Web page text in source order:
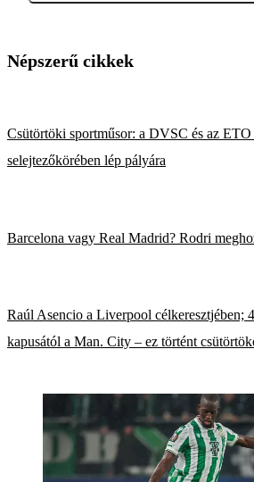
Népszerű cikkek
Csütörtöki sportműsor: a DVSC és az
selejtezőkörében lép pályára
Barcelona vagy Real Madrid? Rodri
Raúl Asencio a Liverpool célkeresztjében;
kapusától a Man. City – ez történt